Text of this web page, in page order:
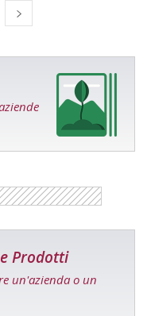
Prodotti
un'azienda o un